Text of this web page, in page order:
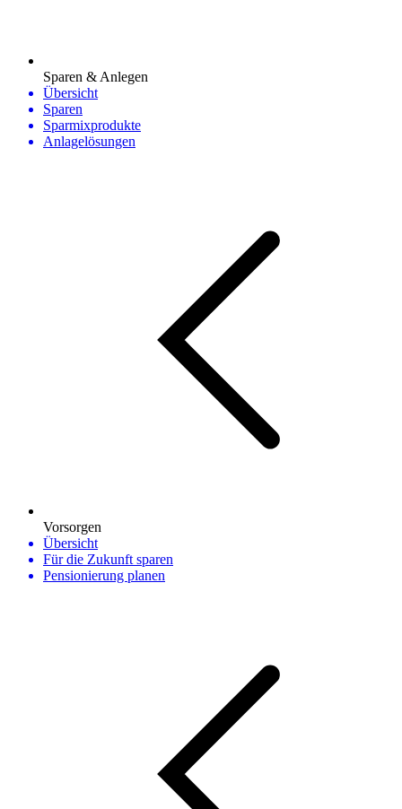
Sparen & Anlegen
Übersicht
Sparen
Sparmixprodukte
Anlagelösungen
Vorsorgen
Übersicht
Für die Zukunft sparen
Pensionierung planen